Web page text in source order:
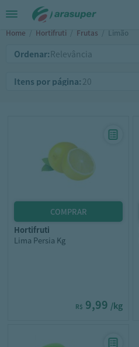
Home / Hortifruti / Frutas / Limão
Ordenar:
Itens por página:
hortifruti
Lima Persia Kg
R$ 9,99 /kg